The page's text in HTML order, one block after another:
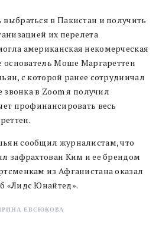
в Пакистан и получить
их перелета
американская некомерческая
основатель Моше Маргареттен
с которой ранее сотрудничал
звонка в Zoom я получил
профинансировать весь
сообщил журналистам, что
зафрахтован Ким и ее брендом
из Афганистана оказал
«Лидс Юнайтед».
ЕВСЮКОВА